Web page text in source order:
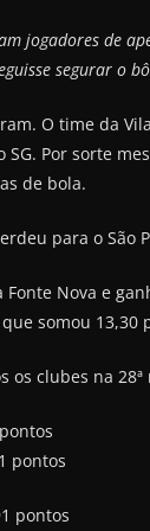
jogadores de
segurar o
O time da
Por sorte
de bola.
para o São
Nova e
somou 13,30
clubes na 28ª
pontos
pontos